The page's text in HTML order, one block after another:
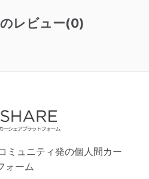
レビュー(0)
ミュニティ発の個人間カー
ォーム